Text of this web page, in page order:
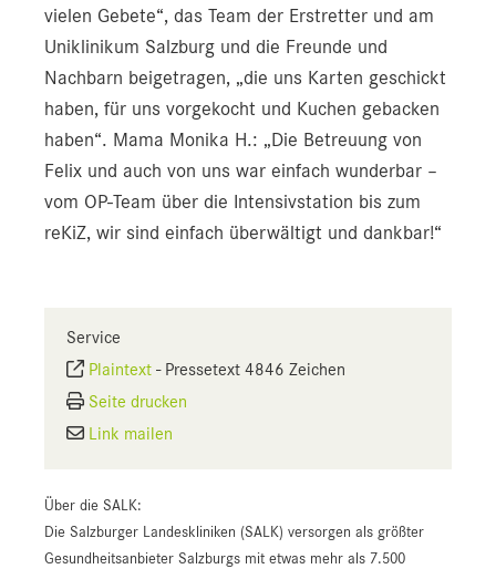
vielen Gebete“, das Team der Erstretter und am
Uniklinikum Salzburg und die Freunde und
Nachbarn beigetragen, „die uns Karten geschickt
haben, für uns vorgekocht und Kuchen gebacken
haben“. Mama Monika H.: „Die Betreuung von
Felix und auch von uns war einfach wunderbar –
vom OP-Team über die Intensivstation bis zum
reKiZ, wir sind einfach überwältigt und dankbar!“
Service
Plaintext - Pressetext 4846 Zeichen
Seite drucken
Link mailen
Über die SALK:
Die Salzburger Landeskliniken (SALK) versorgen als größter
Gesundheitsanbieter Salzburgs mit etwas mehr als 7.500